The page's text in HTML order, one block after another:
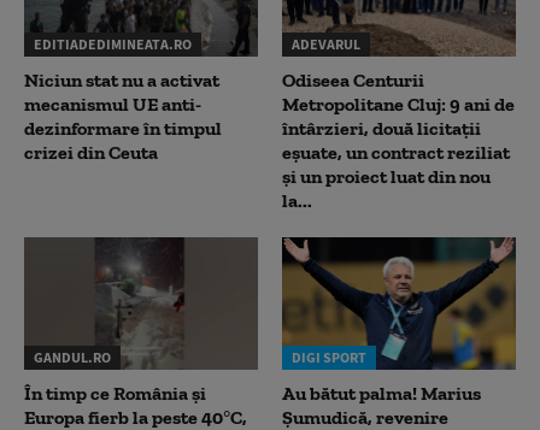
EDITIADEDIMINEATA.RO
Niciun stat nu a activat
mecanismul UE anti-
dezinformare în timpul
crizei din Ceuta
ADEVARUL
Odiseea Centurii
Metropolitane Cluj: 9 ani de
întârzieri, două licitații
eșuate, un contract reziliat
și un proiect luat din nou
la...
GANDUL.RO
În timp ce România și
Europa fierb la peste 40°C,
DIGI SPORT
Au bătut palma! Marius
Șumudică, revenire